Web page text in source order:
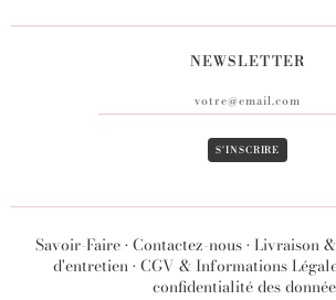
NEWSLETTER
Savoir-Faire•Contactez-nous•Livraison
d'entretien•CGV & Informations
confidentialité des